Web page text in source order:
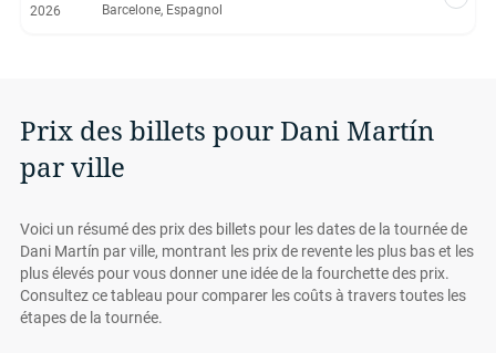
2026
Barcelone, Espagnol
Prix des billets pour Dani Martín
par ville
Voici un résumé des prix des billets pour les dates de la tournée de
Dani Martín par ville, montrant les prix de revente les plus bas et les
plus élevés pour vous donner une idée de la fourchette des prix.
Consultez ce tableau pour comparer les coûts à travers toutes les
étapes de la tournée.